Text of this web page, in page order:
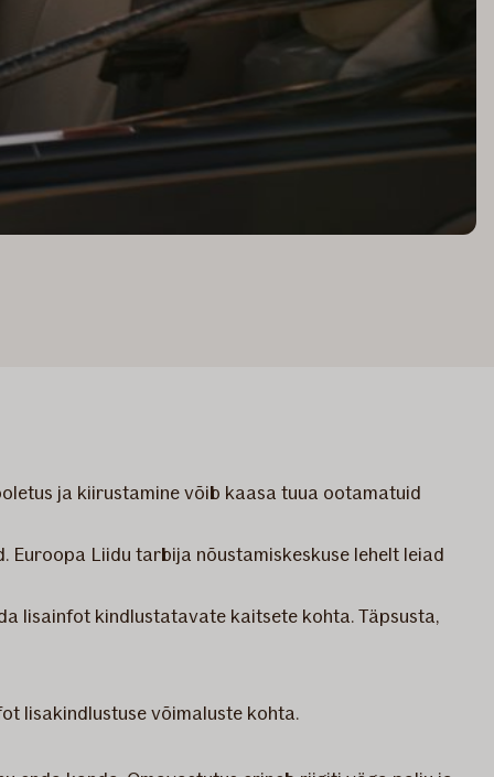
ja kiirustamine võib kaasa tuua ootamatuid
Euroopa Liidu tarbija nõustamiskeskuse lehelt leiad
lisainfot kindlustatavate kaitsete kohta. Täpsusta,
lisakindlustuse võimaluste kohta.